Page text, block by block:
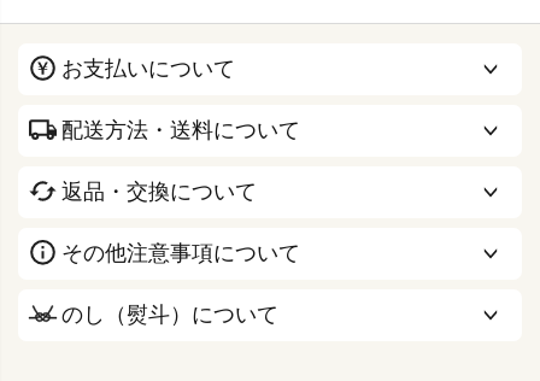
お支払いについて
配送方法・送料について
返品・交換について
その他注意事項について
のし（熨斗）について